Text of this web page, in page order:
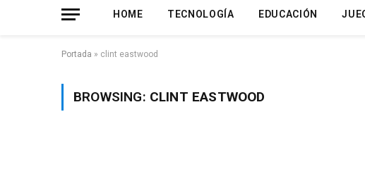
HOME TECNOLOGÍA EDUCACIÓN
Portada » clint eastwood
BROWSING: CLINT EASTWOOD